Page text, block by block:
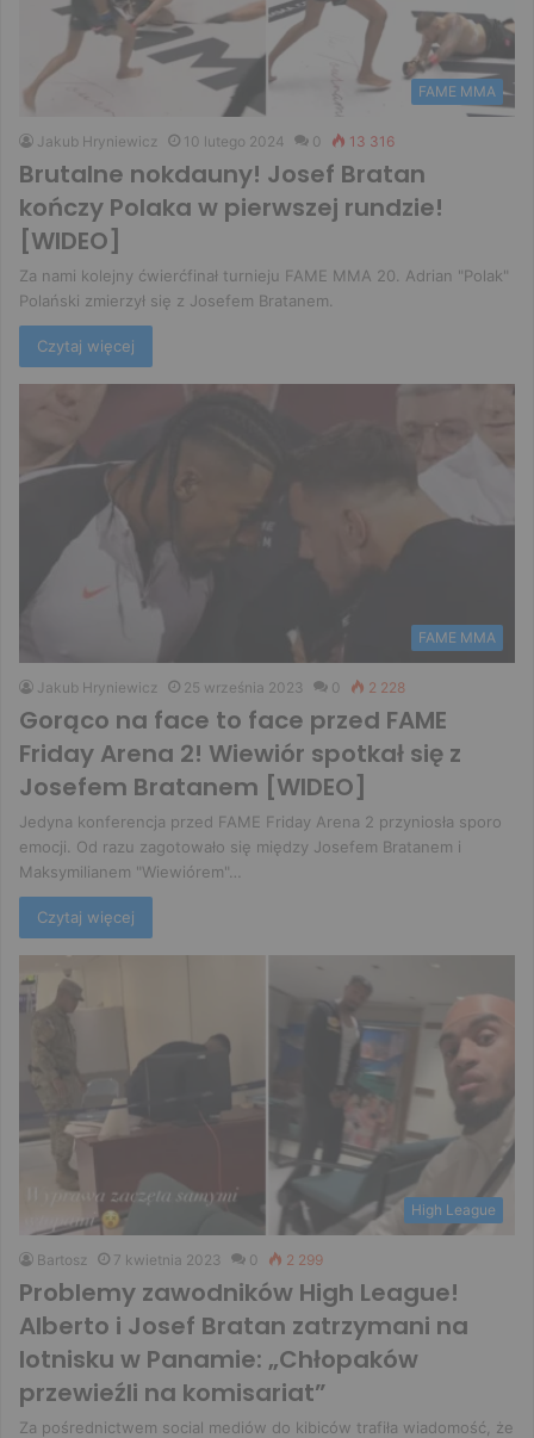
FAME MMA
Jakub Hryniewicz 10 lutego 2024 0 13 316
Brutalne nokdauny! Josef Bratan
kończy Polaka w pierwszej rundzie!
[WIDEO]
Za nami kolejny ćwierćfinał turnieju FAME MMA 20. Adrian "Polak"
Polański zmierzył się z Josefem Bratanem.
Czytaj więcej
FAME MMA
Jakub Hryniewicz 25 września 2023 0 2 228
Gorąco na face to face przed FAME
Friday Arena 2! Wiewiór spotkał się z
Josefem Bratanem [WIDEO]
Jedyna konferencja przed FAME Friday Arena 2 przyniosła sporo
emocji. Od razu zagotowało się między Josefem Bratanem i
Maksymilianem "Wiewiórem"…
Czytaj więcej
High League
Bartosz 7 kwietnia 2023 0 2 299
Problemy zawodników High League!
Alberto i Josef Bratan zatrzymani na
lotnisku w Panamie: „Chłopaków
przewieźli na komisariat”
Za pośrednictwem social mediów do kibiców trafiła wiadomość, że